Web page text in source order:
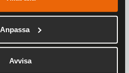
Anpassa
Avvisa